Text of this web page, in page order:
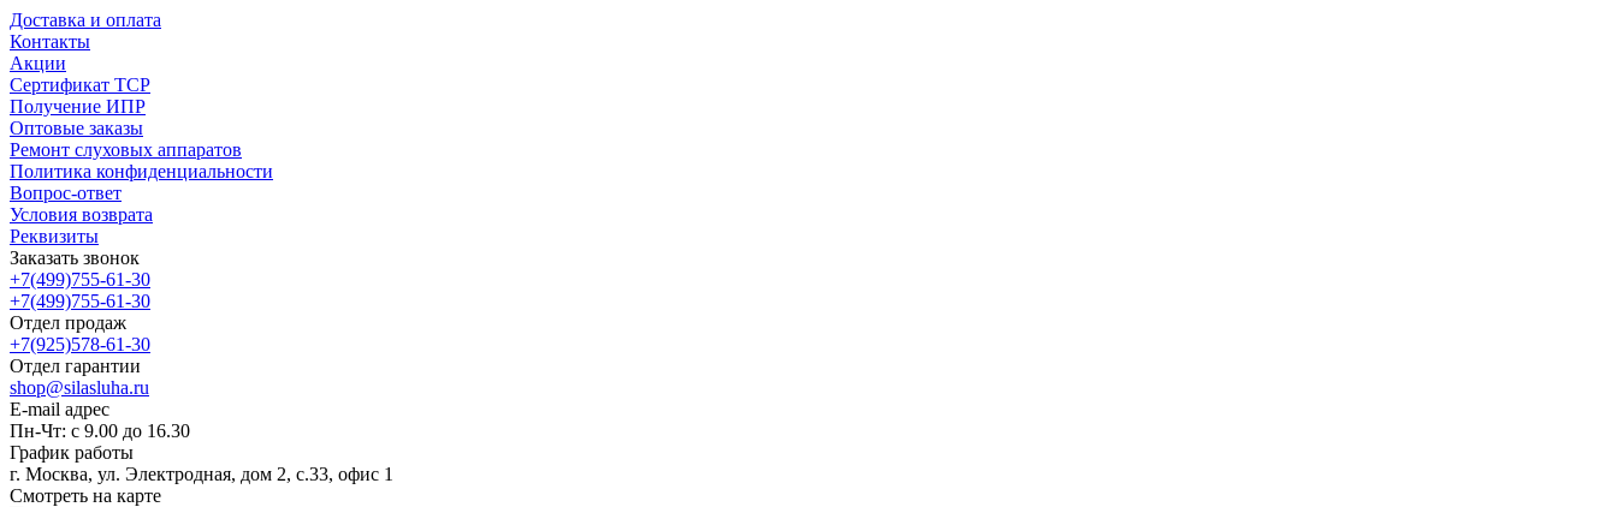
Доставка и оплата
Контакты
Акции
Сертификат ТСР
Получение ИПР
Оптовые заказы
Ремонт слуховых аппаратов
Политика конфиденциальности
Вопрос-ответ
Условия возврата
Реквизиты
Заказать звонок
+7(499)755-61-30
+7(499)755-61-30
Отдел продаж
+7(925)578-61-30
Отдел гарантии
shop@silasluha.ru
E-mail адрес
Пн-Чт: с 9.00 до 16.30
График работы
г. Москва, ул. Электродная, дом 2, с.33, офис 1
Смотреть на карте